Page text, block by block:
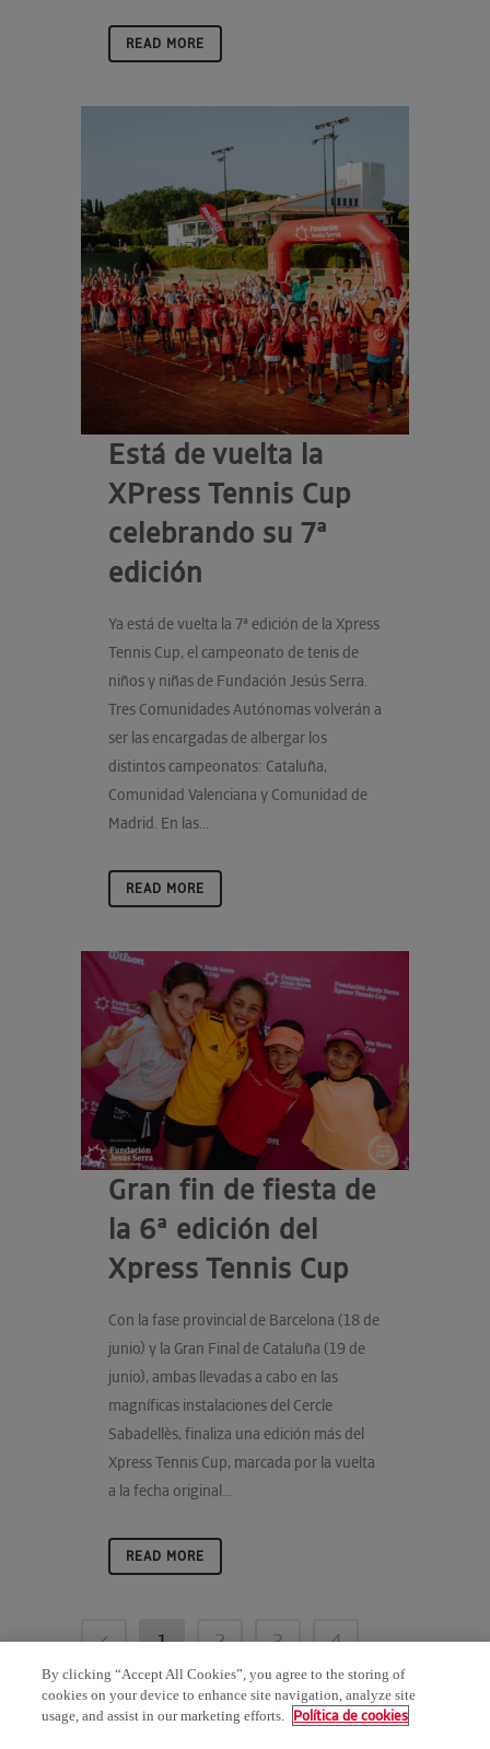
READ MORE
Está de vuelta la
XPress Tennis Cup
celebrando su 7ª
edición
Ya está de vuelta la 7ª edición de la Xpress
Tennis Cup, el campeonato de tenis de
niños y niñas de Fundación Jesús Serra.
Tres Comunidades Autónomas volverán a
ser las encargadas de albergar los
distintos campeonatos: Cataluña,
Comunidad Valenciana y Comunidad de
Madrid. En las...
READ MORE
Gran fin de fiesta de
la 6ª edición del
Xpress Tennis Cup
Con la fase provincial de Barcelona (18 de
junio) y la Gran Final de Cataluña (19 de
junio), ambas llevadas a cabo en las
magníficas instalaciones del Cercle
Sabadellès, finaliza una edición más del
Xpress Tennis Cup, marcada por la vuelta
a la fecha original...
READ MORE
1 2 3
4
5
6
By clicking “Accept All Cookies”, you agree to the storing of
cookies on your device to enhance site navigation, analyze site
usage, and assist in our marketing efforts. Política de cookies